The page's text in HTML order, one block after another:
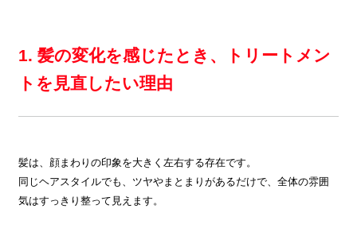
1. 髪の変化を感じたとき、トリートメン
トを見直したい理由
髪は、顔まわりの印象を大きく左右する存在です。
同じヘアスタイルでも、ツヤやまとまりがあるだけで、全体の雰囲
気はすっきり整って見えます。